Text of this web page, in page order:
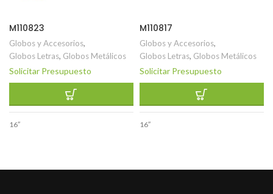
M110823
Globos y Accesorios,
Globos Letras, Globos Metálicos
Solicitar Presupuesto
16″
M110817
Globos y Accesorios,
Globos Letras, Globos Metálicos
Solicitar Presupuesto
16″